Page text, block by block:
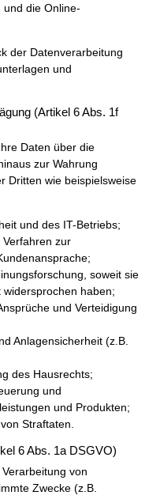
die Online-
der Datenverarbeitung
und
(Artikel 6 Abs. 1f
Daten über die
zur Wahrung
Dritten wie beispielsweise
und des IT-Betriebs;
zur
soweit sie
haben;
und Verteidigung
Anlagensicherheit (z.B.
des Hausrechts;
und
und Produkten;
Straftaten.
6 Abs. 1a DSGVO)
von
Zwecke (z.B.